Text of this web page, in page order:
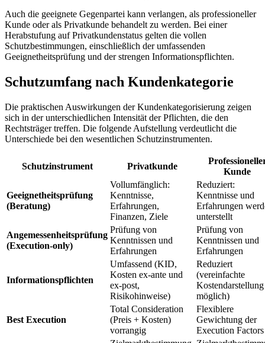
Auch die geeignete Gegenpartei kann verlangen, als professioneller
Kunde oder als Privatkunde behandelt zu werden. Bei einer
Herabstufung auf Privatkundenstatus gelten die vollen
Schutzbestimmungen, einschließlich der umfassenden
Geeignetheitsprüfung und der strengen Informationspflichten.
Schutzumfang nach Kundenkategorie
Die praktischen Auswirkungen der Kundenkategorisierung zeigen
sich in der unterschiedlichen Intensität der Pflichten, die den
Rechtsträger treffen. Die folgende Aufstellung verdeutlicht die
Unterschiede bei den wesentlichen Schutzinstrumenten.
Schutzinstrument Privatkunde
Kunde
Geeignetheitsprüfung
(Beratung)
Vollumfänglich:
Kenntnisse,
Erfahrungen,
Finanzen, Ziele
Reduziert:
Kenntnisse und
Erfahrungen
unterstellt
Angemessenheitsprüfung
(Execution-only)
Prüfung von
Kenntnissen und
Erfahrungen
Prüfung von
Kenntnissen und
Erfahrungen
Informationspflichten
Umfassend (KID,
Kosten ex-ante und
ex-post,
Risikohinweise)
Reduziert
(vereinfachte
Kostendarstellung
möglich)
Best Execution
Total Consideration
(Preis + Kosten)
vorrangig
Flexiblere
Gewichtung der
Execution Factors